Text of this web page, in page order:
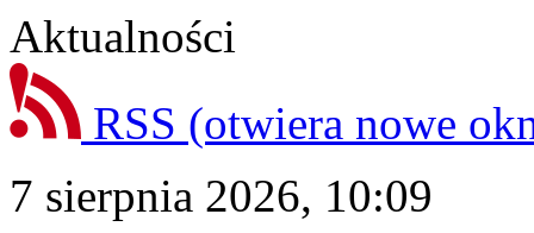
Aktualności
RSS (otwiera nowe
7 sierpnia 2026, 10:09